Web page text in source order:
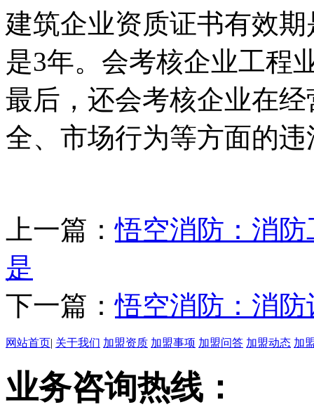
建筑企业资质证书有效
是3年。会考核企业工程
最后，还会考核企业在
全、市场行为等方面的
上一篇：悟空消防：消
是
下一篇：悟空消防：消
网站首页| 关于我们 加盟资质 加盟事项 加盟问答 加盟动态 加
业务咨询热线：